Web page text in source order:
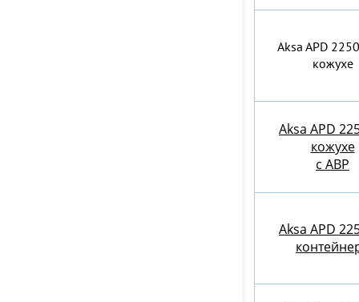
Aksa APD
кожухе
Aksa APD
кожухе
с АВР
Aksa APD